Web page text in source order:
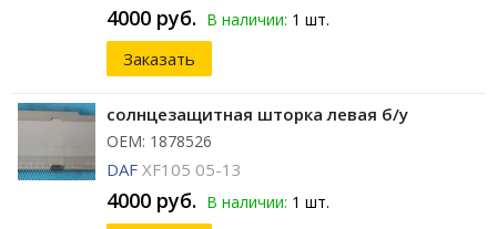
4000 руб. В наличии: 1 шт.
Заказать
солнцезащитная шторка левая б/у
ОЕМ: 1878526
DAF XF105 05-13
4000 руб. В наличии: 1 шт.